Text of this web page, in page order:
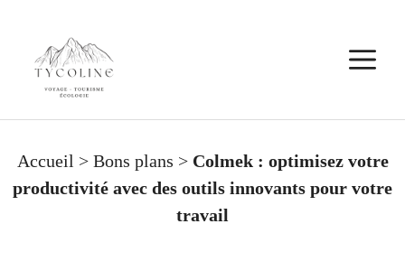
contenu
Accueil > Bons plans > Colmek : optimisez votre
productivité avec des outils innovants pour votre
travail